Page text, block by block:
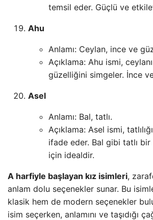
temsil eder. Güçlü ve
Ahu
Anlamı: Ceylan, ince ve
Açıklama: Ahu ismi,
güzelliğini simgeler. İnce
Asel
Anlamı: Bal, tatlı.
Açıklama: Asel ismi,
ifade eder. Bal gibi tatlı
için idealdir.
A harfiyle başlayan kız isimleri,
anlam dolu seçenekler sunar. Bu
klasik hem de modern seçenekler
isim seçerken, anlamını ve taşıdığı